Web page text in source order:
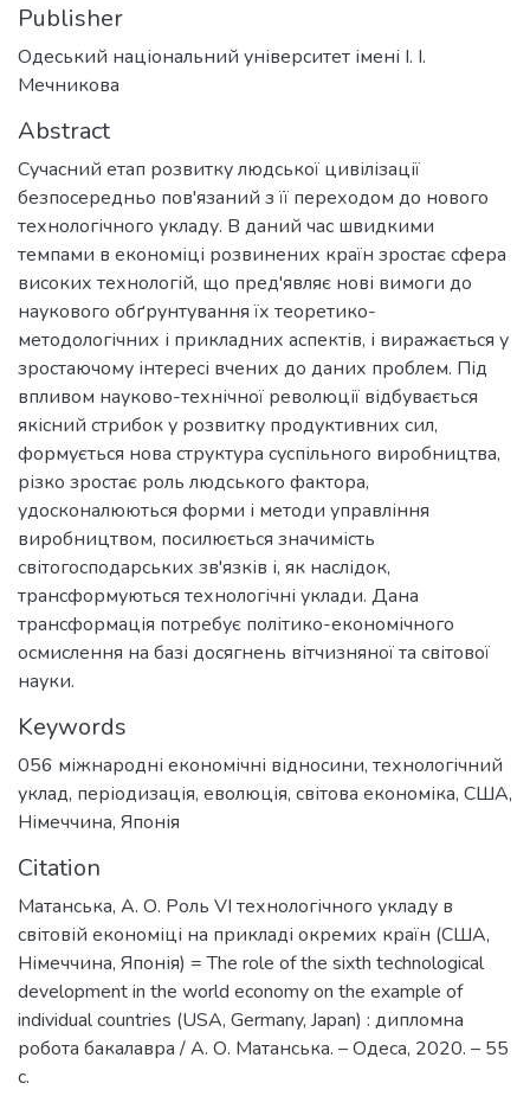
Publisher
Одеський національний університет імені І. І.
Мечникова
Abstract
Сучасний етап розвитку людської цивілізації
безпосередньо пов'язаний з її переходом до нового
технологічного укладу. В даний час швидкими
темпами в економіці розвинених країн зростає сфера
високих технологій, що пред'являє нові вимоги до
наукового обґрунтування їх теоретико-
методологічних і прикладних аспектів, і виражається у
зростаючому інтересі вчених до даних проблем. Під
впливом науково-технічної революції відбувається
якісний стрибок у розвитку продуктивних сил,
формується нова структура суспільного виробництва,
різко зростає роль людського фактора,
удосконалюються форми і методи управління
виробництвом, посилюється значимість
світогосподарських зв'язків і, як наслідок,
трансформуються технологічні уклади. Дана
трансформація потребує політико-економічного
осмислення на базі досягнень вітчизняної та світової
науки.
Keywords
056 міжнародні економічні відносини, технологічний
уклад, періодизація, еволюція, світова економіка, США,
Німеччина, Японія
Citation
Матанська, А. О. Роль VI технологічного укладу в
світовій економіці на прикладі окремих країн (США,
Німеччина, Японія) = The role of the sixth technological
development in the world economy on the example of
individual countries (USA, Germany, Japan) : дипломна
робота бакалавра / А. О. Матанська. – Одеса, 2020. – 55
с.